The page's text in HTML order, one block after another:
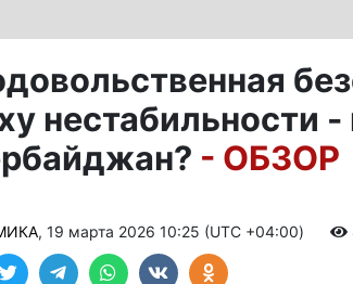
нестабильности
- ОБЗОР
, 19 марта 2026 10:25 (UTC +04:00)